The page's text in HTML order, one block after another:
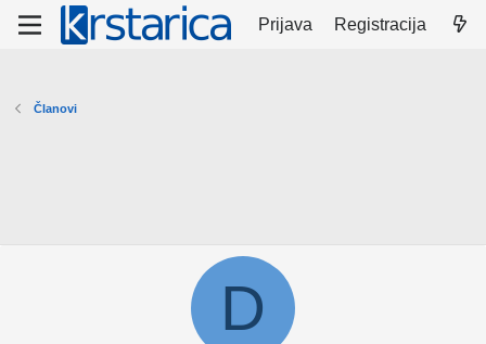
Prijava Registracija
Članovi
D